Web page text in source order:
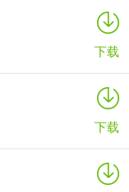
下载
下载